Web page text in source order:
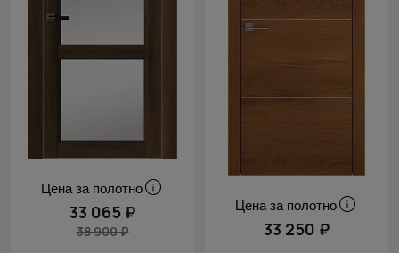
Цена за полотно
33 065 ₽
38 900 ₽
Цена за полотно
33 250 ₽